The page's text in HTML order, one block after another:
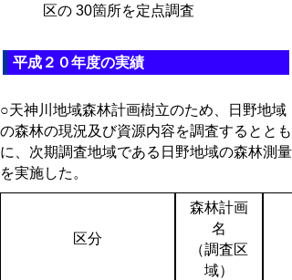
区の 30箇所を定点調査
平成２０年度の実績
○天神川地域森林計画樹立のため、日野地域
の森林の現況及び資源内容を調査するととも
に、次期調査地域である日野地域の森林測量
を実施した。
区分
森林計画
名
（調査区
域）